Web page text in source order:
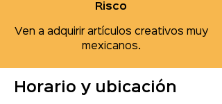
Risco
Ven a adquirir artículos creativos muy
mexicanos.
Horario y ubicación